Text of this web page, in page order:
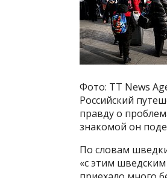
Фото: TT News
Российский
правду о
знакомой он
По словам
«с этим